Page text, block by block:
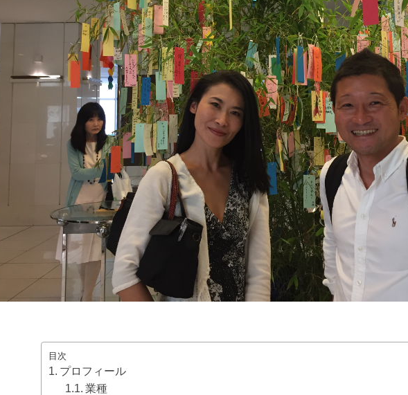
目次
プロフィール
業種